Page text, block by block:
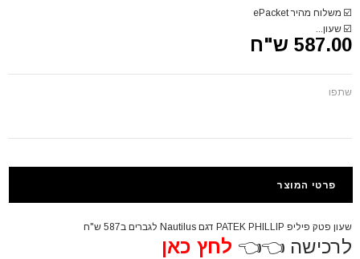
☑️ משלוח מהיר ePacket
☑️ שעון...
587.00 ש"ח
שתפו
פרטי המוצר
שעון פטק פיליפ PATEK PHILLIP דגם Nautilus לגברים ב587 ש"ח
לרכישה 👈👈 לחץ כאן